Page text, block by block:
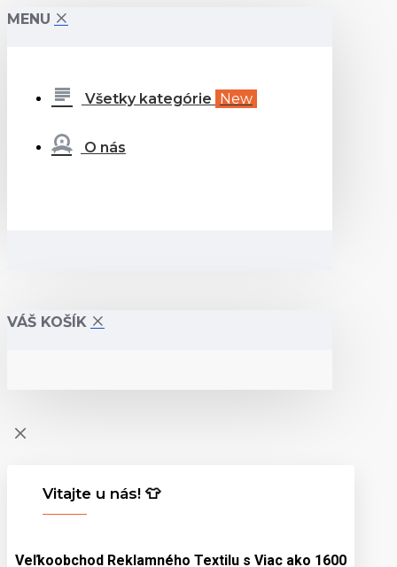
MENU
Všetky kategórie New
O nás
VÁŠ KOŠÍK
Vitajte u nás! 👕
Veľkoobchod Reklamného Textilu s Viac ako 1600